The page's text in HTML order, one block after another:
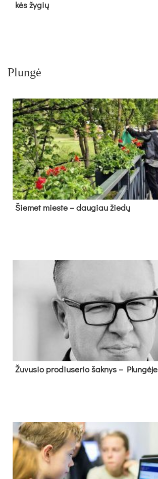
kės žy­gių
Plungė
Šie­met mies­te – dau­giau žie­dų
Žu­vu­sio pro­diu­se­rio šak­nys – Plun­gė­je